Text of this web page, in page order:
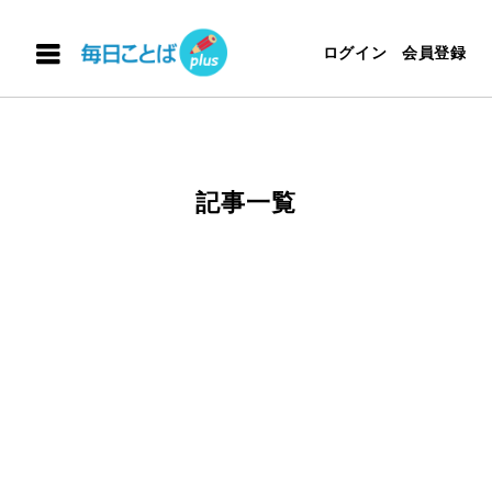
ログイン 会員登録
記事一覧